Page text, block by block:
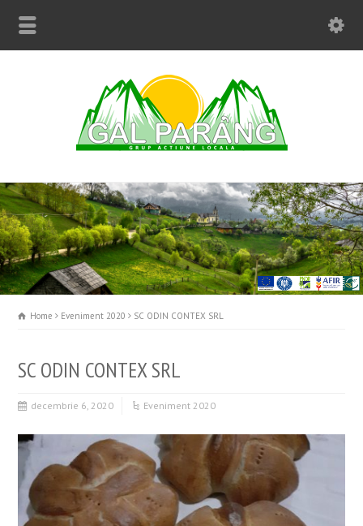
Home Eveniment 2020 SC ODIN CONTEX SRL
SC ODIN CONTEX SRL
decembrie 6, 2020 Eveniment 2020